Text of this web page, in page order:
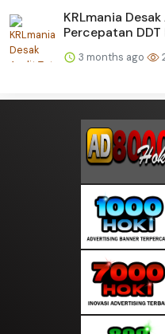
KRLmania
Percepatan DDT
3 months ago